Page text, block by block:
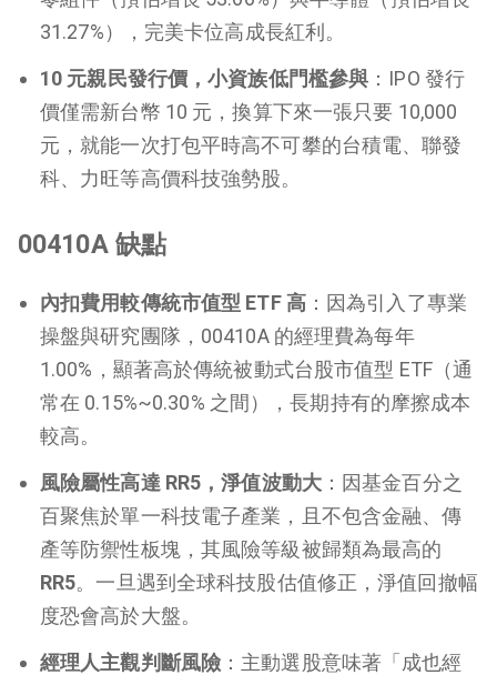
31.27%），完美卡位高成長紅利。
10 元親民發行價，小資族低門檻參與 ：IPO 發行
價僅需新台幣 10 元，換算下來一張只要 10,000
元，就能一次打包平時高不可攀的台積電、聯發
科、力旺等高價科技強勢股。
00410A 缺點
內扣費用較傳統市值型 ETF 高：因為引入了專業
操盤與研究團隊，00410A 的經理費為每年
1.00%，顯著高於傳統被動式台股市值型 ETF（通
常在 0.15%~0.30% 之間），長期持有的摩擦成本
較高。
風險屬性高達 RR5，淨值波動大：因基金百分之
百聚焦於單一科技電子產業，且不包含金融、傳
產等防禦性板塊，其風險等級被歸類為最高的
RR5。一旦遇到全球科技股估值修正，淨值回撤幅
度恐會高於大盤。
經理人主觀判斷風險 ：主動選股意味著「成也經